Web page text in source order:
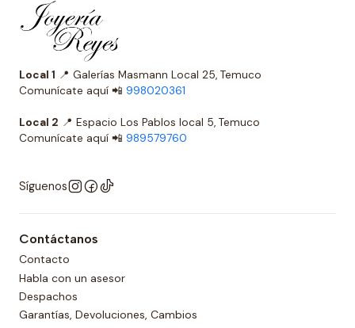
Local 1 📍 Galerías Masmann Local 25, Temuco
Comunícate aquí 📲 998020361
Local 2 📍 Espacio Los Pablos local 5, Temuco
Comunícate aquí 📲 989579760
Síguenos
Contáctanos
Contacto
Habla con un asesor
Despachos
Garantías, Devoluciones, Cambios